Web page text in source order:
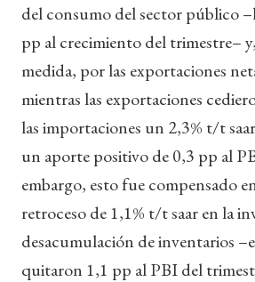
del consumo del sector público
pp al crecimiento del trimestre–
medida, por las exportaciones
mientras las exportaciones
las importaciones un 2,3% t/t
un aporte positivo de 0,3 pp al
embargo, esto fue compensado
retroceso de 1,1% t/t saar en la
desacumulación de inventarios
quitaron 1,1 pp al PBI del